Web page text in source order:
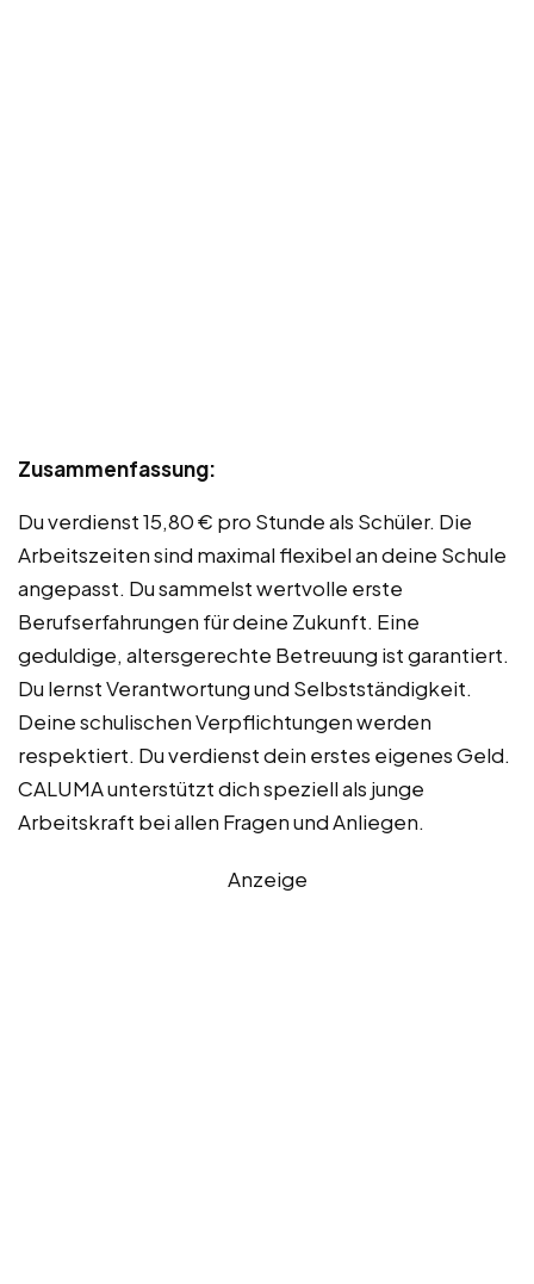
Zusammenfassung:
Du verdienst 15,80 € pro Stunde als Schüler. Die
Arbeitszeiten sind maximal flexibel an deine Schule
angepasst. Du sammelst wertvolle erste
Berufserfahrungen für deine Zukunft. Eine
geduldige, altersgerechte Betreuung ist garantiert.
Du lernst Verantwortung und Selbstständigkeit.
Deine schulischen Verpflichtungen werden
respektiert. Du verdienst dein erstes eigenes Geld.
CALUMA unterstützt dich speziell als junge
Arbeitskraft bei allen Fragen und Anliegen.
Anzeige